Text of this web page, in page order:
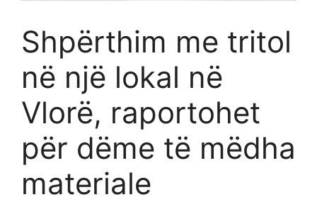
Shpërthim me tritol
në një lokal në
Vlorë, raportohet
për dëme të mëdha
materiale